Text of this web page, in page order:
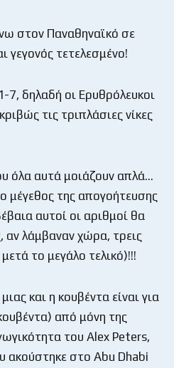
στον Παναθηναϊκό σε
γεγονός τετελεσμένο!
δηλαδή οι Ερυθρόλευκοι
τις τριπλάσιες νίκες
όλα αυτά μοιάζουν απλά…
μέγεθος της απογοήτευσης
αυτοί οι αριθμοί θα
αν λάμβαναν χώρα, τρεις
το μεγάλο τελικό)!!!
και η κουβέντα είναι για
από μόνη της
του Alex Peters,
ακούστηκε στο Abu Dhabi